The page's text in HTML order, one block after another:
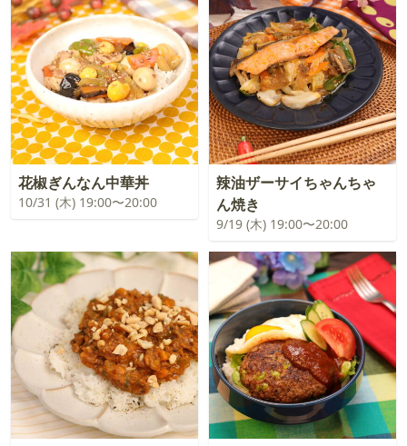
花椒ぎんなん中華丼
10/31 (木) 19:00〜20:00
辣油ザーサイちゃんちゃ
ん焼き
9/19 (木) 19:00〜20:00